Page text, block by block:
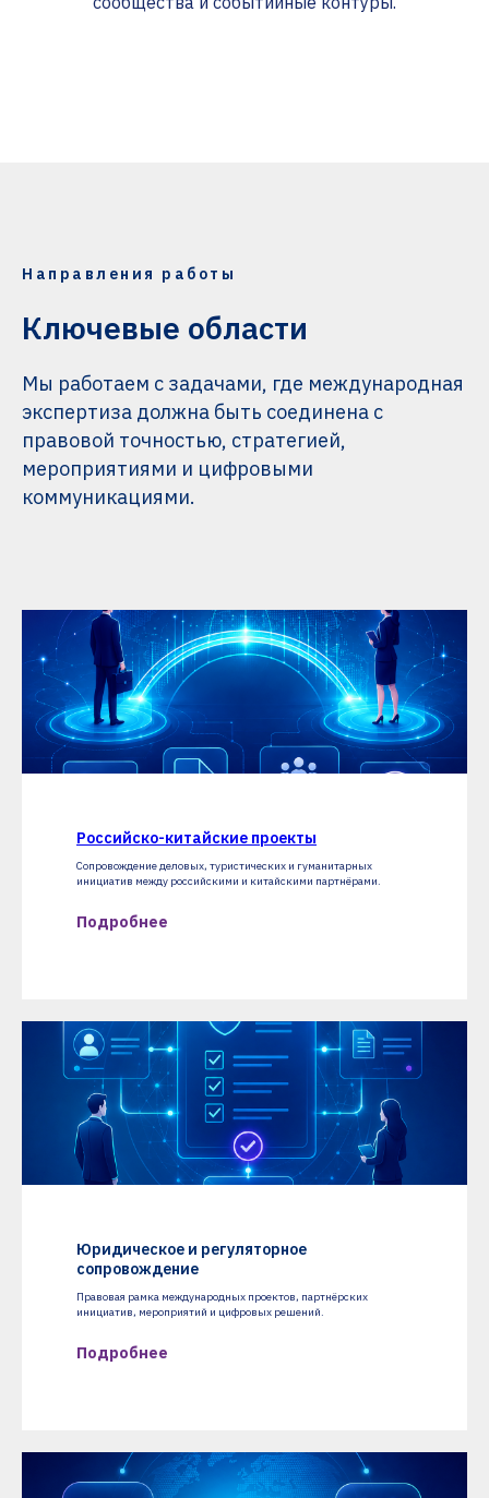
Направления работы
Ключевые области
Мы работаем с задачами, где международная
экспертиза должна быть соединена с
правовой точностью, стратегией,
мероприятиями и цифровыми
коммуникациями.
Российско-китайские проекты
Сопровождение деловых, туристических и гуманитарных
инициатив между российскими и китайскими партнёрами.
Подробнее
Юридическое и регуляторное
сопровождение
Правовая рамка международных проектов, партнёрских
инициатив, мероприятий и цифровых решений.
Подробнее